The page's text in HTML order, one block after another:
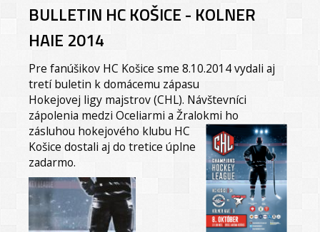
BULLETIN HC KOŠICE - KOLNER
HAIE 2014
Pre fanúšikov HC Košice sme 8.10.2014 vydali aj
tretí buletin k domácemu zápasu
Hokejovej ligy majstrov (CHL). Návštevníci
zápolenia medzi Oceliarmi a Žralokmi ho
zásluhou hokejového klubu HC
Košice dostali aj do tretice úplne
zadarmo.